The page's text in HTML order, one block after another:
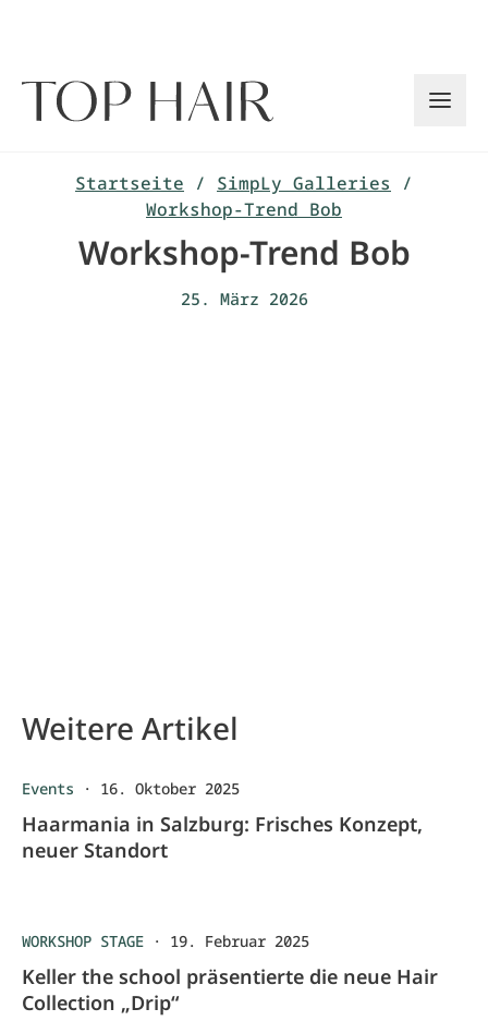
Startseite / SimpLy Galleries
/
Workshop-Trend Bob
Workshop-Trend Bob
25. März 2026
Weitere Artikel
Events · 16. Oktober 2025
Haarmania in Salzburg: Frisches Konzept,
neuer Standort
WORKSHOP STAGE · 19. Februar 2025
Keller the school präsentierte die neue Hair
Collection „Drip“